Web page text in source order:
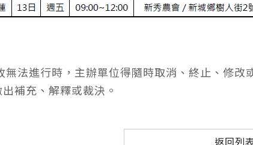
法進行時，主辦單位得隨時取消、終止、修
補充、解釋或裁決。
返回列